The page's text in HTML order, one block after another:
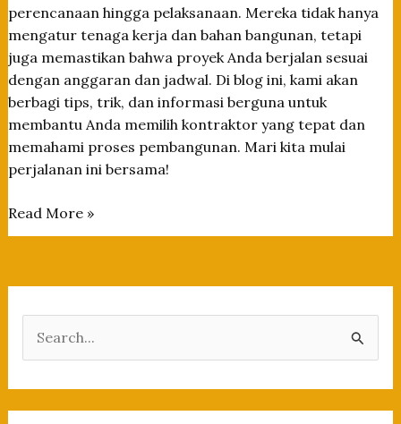
perencanaan hingga pelaksanaan. Mereka tidak hanya
mengatur tenaga kerja dan bahan bangunan, tetapi
juga memastikan bahwa proyek Anda berjalan sesuai
dengan anggaran dan jadwal. Di blog ini, kami akan
berbagi tips, trik, dan informasi berguna untuk
membantu Anda memilih kontraktor yang tepat dan
memahami proses pembangunan. Mari kita mulai
perjalanan ini bersama!
Tips
Memilih
Rumah
Anda
Read More »
e
a
r